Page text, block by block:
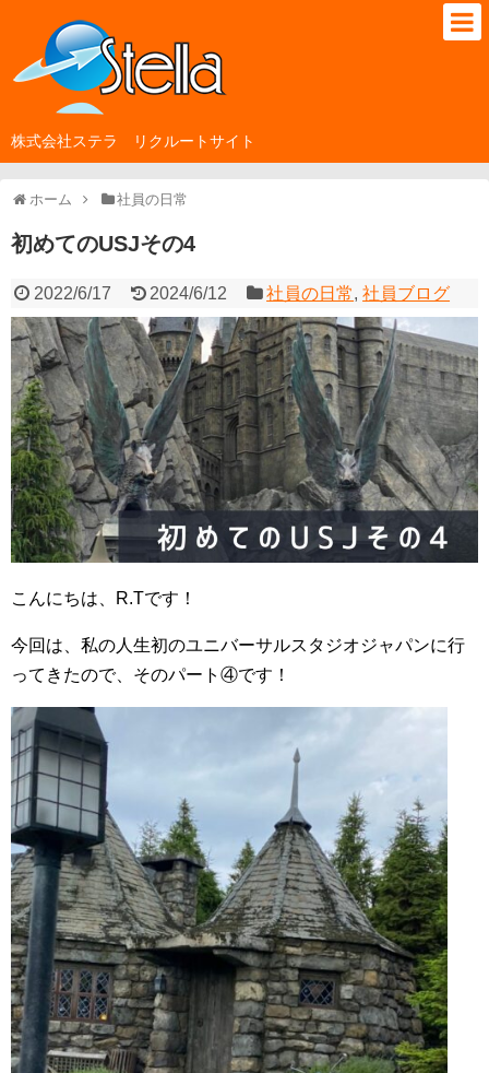
株式会社ステラ リクルートサイト
ホーム 社員の日常
初めてのUSJその4
2022/6/17 2024/6/12 社員の日常,社員ブログ
こんにちは、R.Tです！
今回は、私の人生初のユニバーサルスタジオジャパンに行
ってきたので、そのパート④です！